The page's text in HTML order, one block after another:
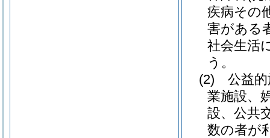
疾病その
害がある
社会生活
う。
(2)
公益
業施設、
設、公共
数の者が